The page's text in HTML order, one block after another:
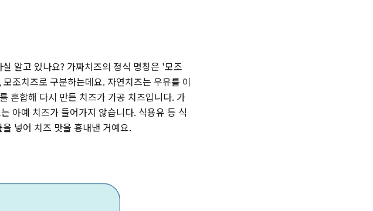
알고 있나요? 가짜치즈의 정식 명칭은 '모조
조치즈로 구분하는데요. 자연치즈는 우유를 이
혼합해 다시 만든 치즈가 가공 치즈입니다. 가
아예 치즈가 들어가지 않습니다. 식용유 등 식
넣어 치즈 맛을 흉내낸 거예요.